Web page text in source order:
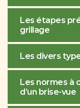
Les étapes
grillage
Les divers
Les normes à
d’un brise-vue